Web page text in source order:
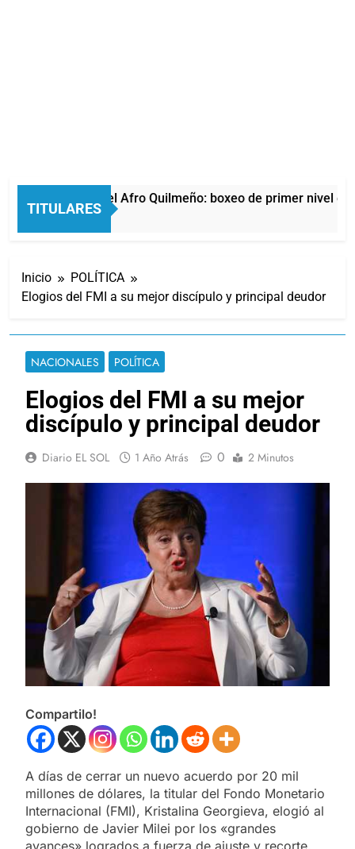
TITULARES
La noche del Afro Quilmeño: boxeo de primer nivel en
15 Horas Atrás
Inicio
POLÍTICA
Elogios del FMI a su mejor discípulo y principal deudor
NACIONALES POLÍTICA
Elogios del FMI a su mejor
discípulo y principal deudor
Diario EL SOL 1 Año Atrás 0 2 Minutos
Compartilo!
A días de cerrar un nuevo acuerdo por 20 mil
millones de dólares, la titular del Fondo Monetario
Internacional (FMI), Kristalina Georgieva, elogió al
gobierno de Javier Milei por los «grandes
avances» logrados a fuerza de ajuste y recorte.